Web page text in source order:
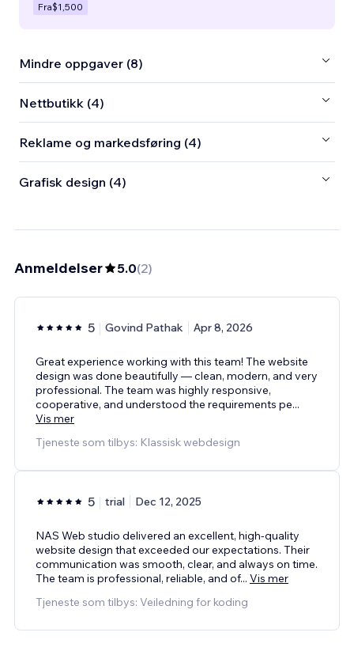
Fra$1,500
Mindre oppgaver (8)
Nettbutikk (4)
Reklame og markedsføring (4)
Grafisk design (4)
Anmeldelser 5.0(2)
5 Govind Pathak Apr 8, 2026
Great experience working with this team! The website
design was done beautifully — clean, modern, and very
professional. The team was highly responsive,
cooperative, and understood the requirements pe...
Vis mer
Tjeneste som tilbys: Klassisk webdesign
5 trial Dec 12, 2025
NAS Web studio delivered an excellent, high-quality
website design that exceeded our expectations. Their
communication was smooth, clear, and always on time.
The team is professional, reliable, and of... Vis mer
Tjeneste som tilbys: Veiledning for koding